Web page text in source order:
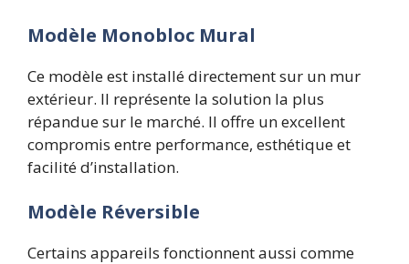
Modèle Monobloc Mural
Ce modèle est installé directement sur un mur
extérieur. Il représente la solution la plus
répandue sur le marché. Il offre un excellent
compromis entre performance, esthétique et
facilité d’installation.
Modèle Réversible
Certains appareils fonctionnent aussi comme